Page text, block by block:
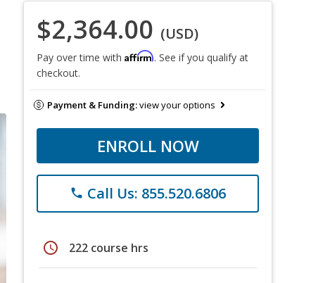
$2,364.00 (USD)
Pay over time with Affirm. See if you qualify at
checkout.
Payment & Funding:view your options
ENROLL NOW
phone Call Us: 855.520.6806
schedule 222 course hrs